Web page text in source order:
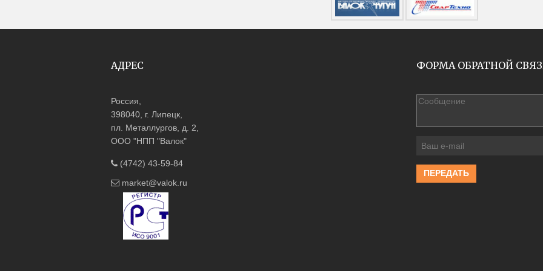
АДРЕС
Россия,
398040, г. Липецк,
пл. Металлургов, д. 2,
ООО "НПП "Валок"
(4742) 43-59-84
market@valok.ru
ФОРМА ОБРАТНОЙ
ПЕРЕДАТЬ